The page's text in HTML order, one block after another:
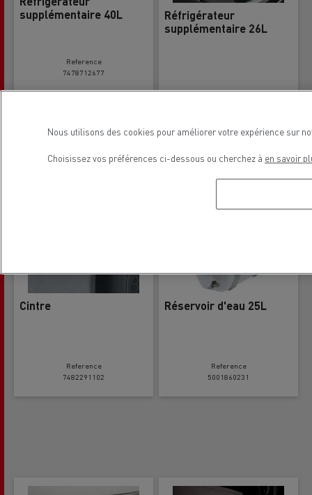
supplémentaire 40L
Reference
7478712677
Réfrigérateur
supplémentaire 26L
Cintre
Reference
7482291102
Réservoir d'eau 25L
Reference
5001860231
Nous utilisons des cookies pour améliorer votre expérience sur
Choisissez vos préférences ci-dessous ou cherchez à en savoir